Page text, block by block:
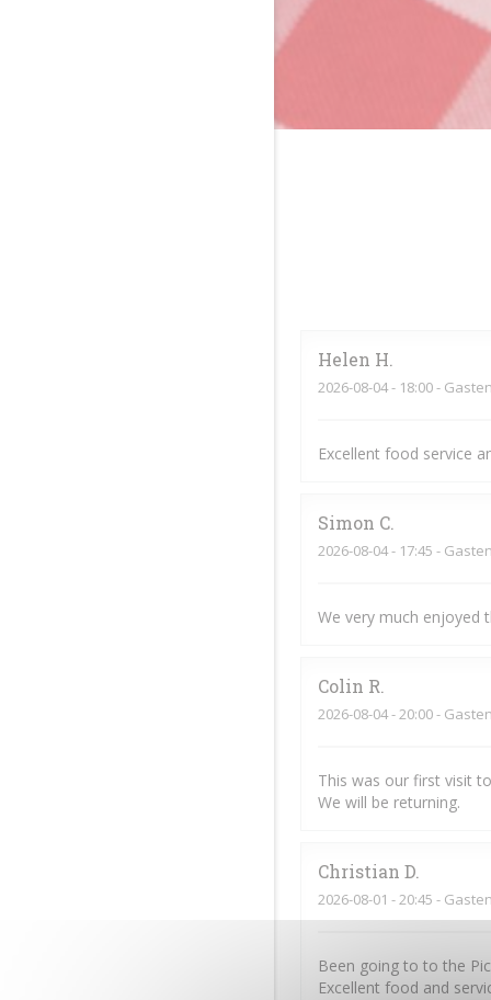
Helen H
2026-08-04- 18:00 -
Excellent food service
Simon C
2026-08-04- 17:45 -
We very much enjoyed
Colin R
2026-08-04- 20:00 -
This was our first visit
We will be returning.
Christian D
2026-08-01 - 20:45 -
Been going to to the
Excellent food and